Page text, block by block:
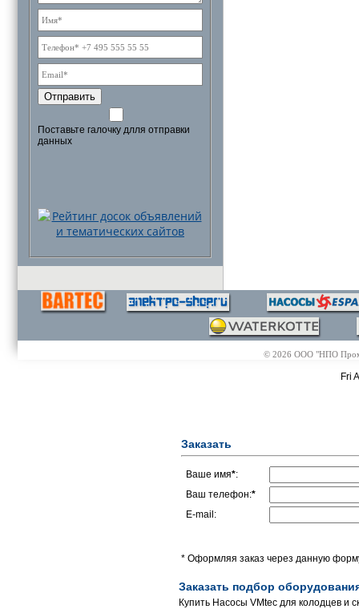
Отправить
Поставьте галочку длля отправки
данных
© 2026 ООО "НПО
Fri
Заказать
Ваше имя*:
Ваш телефон:*
E-mail:
* Оформляя заказ через данную
Заказать подбор
Купить Насосы VMtec для колодцев и